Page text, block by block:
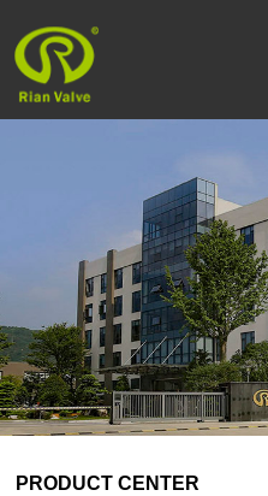
PRODUCT CENTER